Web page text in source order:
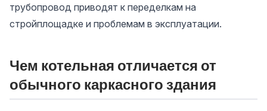
трубопровод приводят к переделкам на
стройплощадке и проблемам в эксплуатации.
Чем котельная отличается от
обычного каркасного здания